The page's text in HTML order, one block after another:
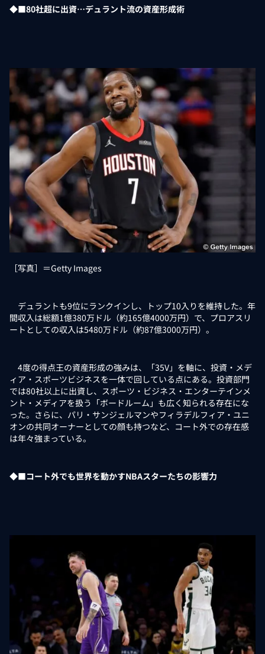
◆■80社超に出資…デュラント流の資産形成術
［写真］＝Getty Images
デュラントも9位にランクインし、トップ10入りを維持した。年
間収入は総額1億380万ドル（約165億4000万円）で、プロアスリ
ートとしての収入は5480万ドル（約87億3000万円）。
4度の得点王の資産形成の強みは、「35V」を軸に、投資・メデ
ィア・スポーツビジネスを一体で回している点にある。投資部門
では80社以上に出資し、スポーツ・ビジネス・エンターテインメ
ント・メディアを扱う「ボードルーム」も広く知られる存在にな
った。さらに、パリ・サンジェルマンやフィラデルフィア・ユニ
オンの共同オーナーとしての顔も持つなど、コート外での存在感
は年々強まっている。
◆■コート外でも世界を動かすNBAスターたちの影響力